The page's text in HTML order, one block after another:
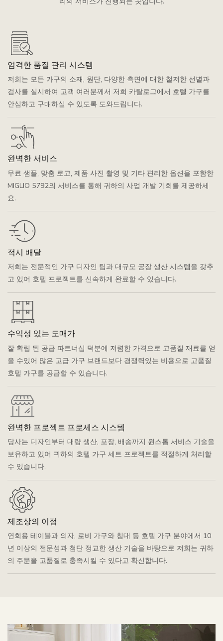
엄격한 품질 관리 시스템
저희는 모든 가구의 소재, 원단, 다양한 측면에 대한 철저한 선별과
검사를 실시하여 고객 여러분께서 저희 카탈로그에서 호텔 가구를
안심하고 구매하실 수 있도록 도와드립니다.
완벽한 서비스
무료 샘플, 맞춤 로고, 제품 사진 촬영 및 기타 편리한 옵션을 포함한
MIGLIO 5792의 서비스를 통해 귀하의 사업 개발 기회를 제공하세
요.
적시 배달
저희는 전문적인 가구 디자인 팀과 대규모 공장 생산 시스템을 갖추
고 있어 호텔 프로젝트를 신속하게 완료할 수 있습니다.
수익성 있는 도매가
잘 확립 된 공급 파트너십 덕분에 저렴한 가격으로 고품질 재료를 얻
을 수있어 많은 고급 가구 브랜드보다 경쟁력있는 비용으로 고품질
호텔 가구를 공급할 수 있습니다.
완벽한 프로젝트 프로세스 시스템
당사는 디자인부터 대량 생산, 포장, 배송까지 원스톱 서비스 기술을
보유하고 있어 귀하의 호텔 가구 세트 프로젝트를 적절하게 처리할
수 있습니다.
제조상의 이점
연회용 테이블과 의자, 로비 가구와 침대 등 호텔 가구 분야에서 10
년 이상의 전문성과 첨단 정교한 생산 기술을 바탕으로 저희는 귀하
의 주문을 고품질로 충족시킬 수 있다고 확신합니다.